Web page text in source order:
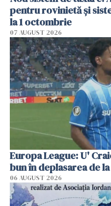
pentru rovinietă şi
la 1 octombrie
07 AUGUST 2026
Europa League: U'
bun în deplasarea de
06 AUGUST 2026